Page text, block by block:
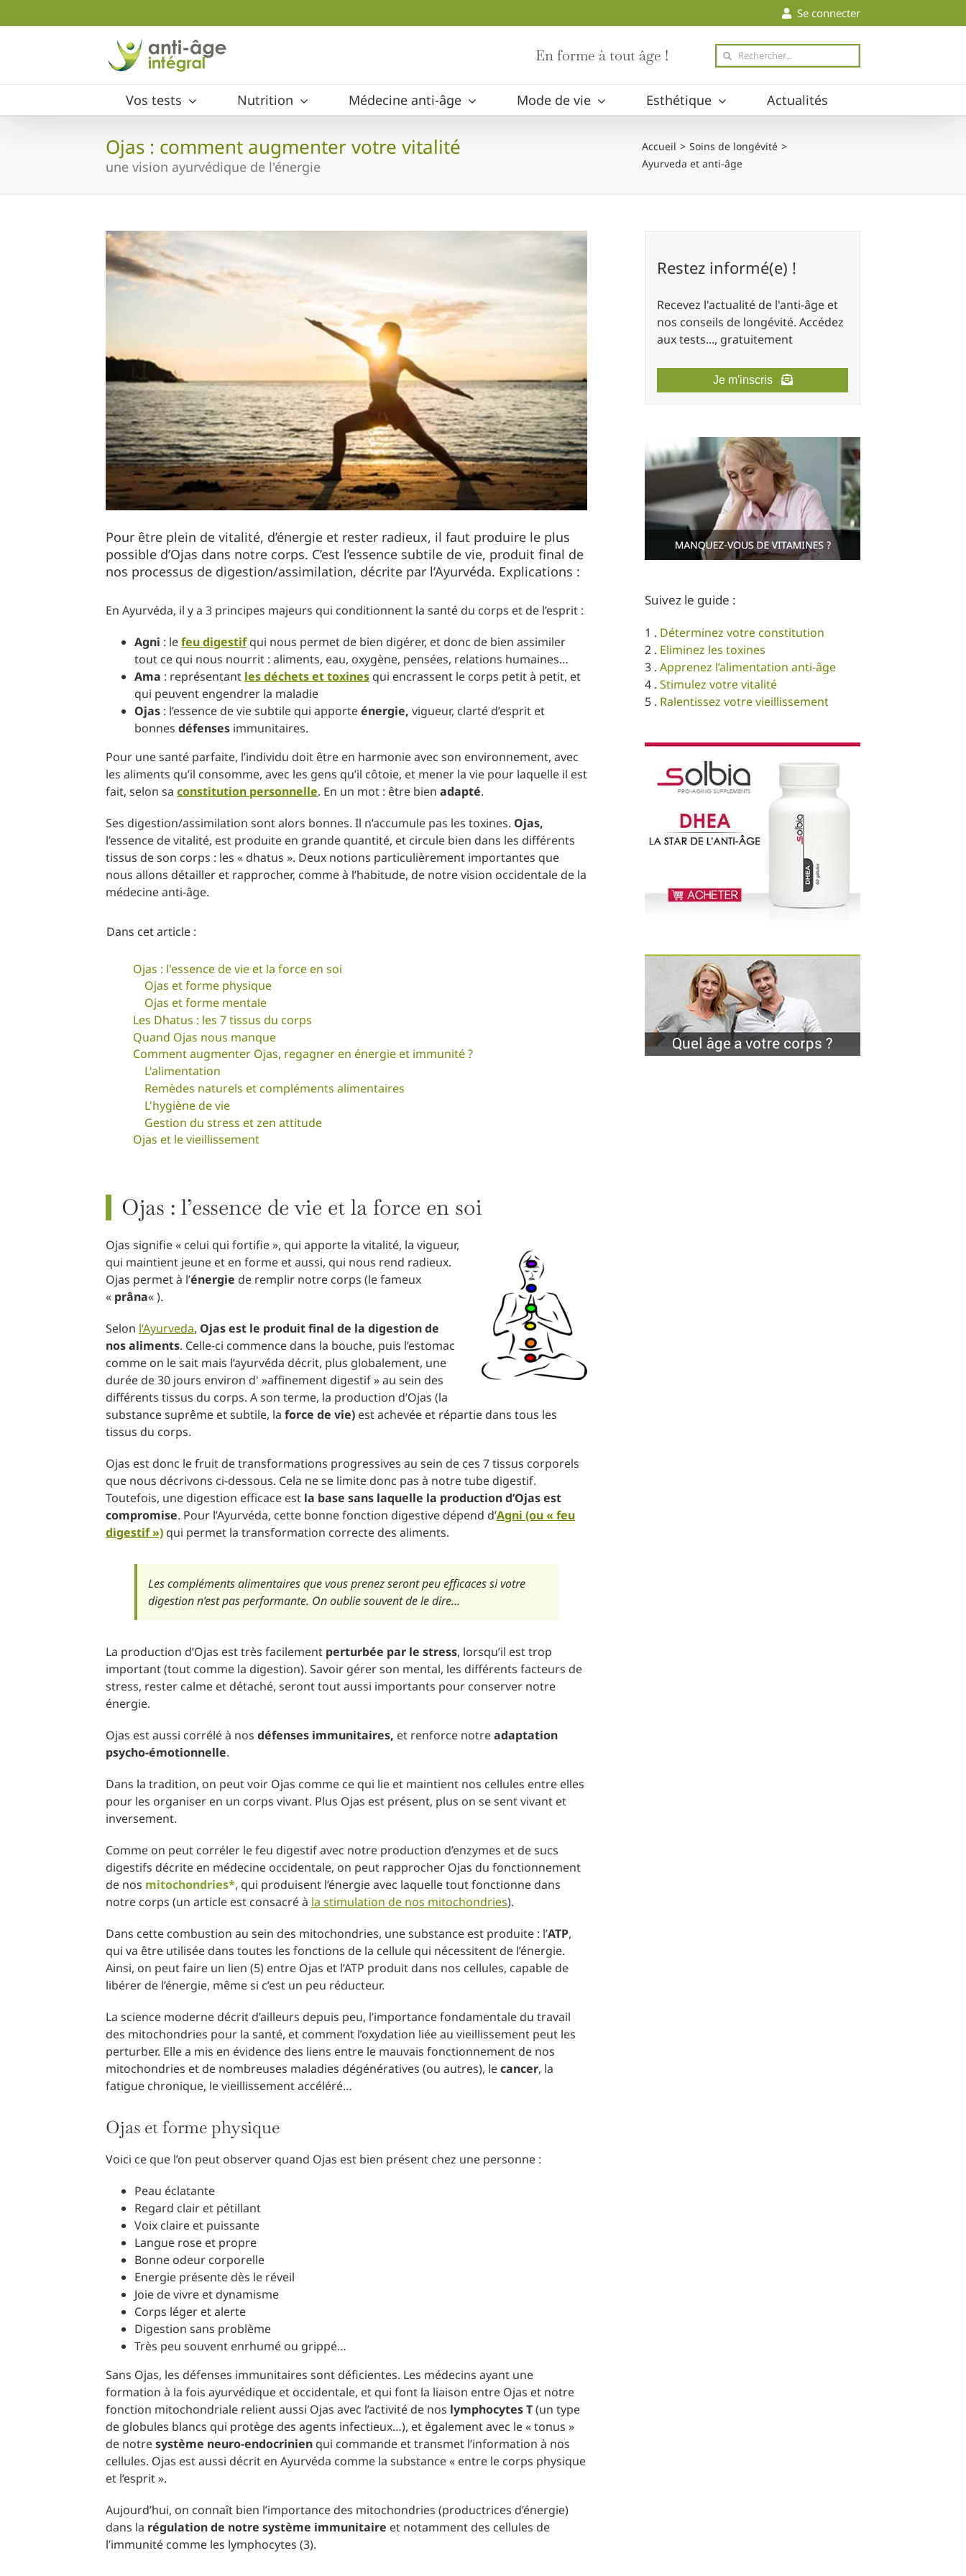
to
Se connecter
En forme à tout âge ! Rechercher
Vos tests Nutrition Médecine anti-âge Mode de vie Esthétique Actualités
Ojas : comment augmenter votre vitalité
une vision ayurvédique de l'énergie
Accueil
Soins de longévité
Ayurveda et anti-âge
Pour être plein de vitalité, d’énergie et rester radieux, il faut produire le plus
possible d’Ojas dans notre corps. C’est l’essence subtile de vie, produit final de
nos processus de digestion/assimilation, décrite par l’Ayurvéda. Explications :
En Ayurvéda, il y a 3 principes majeurs qui conditionnent la santé du corps et de l’esprit :
Agni : lefeu digestifqui nous permet de bien digérer, et donc de bien assimiler
tout ce qui nous nourrit : aliments, eau, oxygène, pensées, relations humaines…
Ama : représentant les déchets et toxines qui encrassent le corps petit à petit, et
qui peuvent engendrer la maladie
Ojas : l’essence de vie subtile qui apporteénergie, vigueur, clarté d’esprit et
bonnes défenses immunitaires.
Pour une santé parfaite, l’individu doit être en harmonie avec son environnement, avec
les aliments qu’il consomme, avec les gens qu’il côtoie, et mener la vie pour laquelle il est
fait, selon sa constitution personnelle. En un mot : être bien adapté.
Ses digestion/assimilation sont alors bonnes. Il n’accumule pas les toxines. Ojas,
l’essence de vitalité, est produite en grande quantité, et circule bien dans les différents
tissus de son corps : les « dhatus ». Deux notions particulièrement importantes que
nous allons détailler et rapprocher, comme à l’habitude, de notre vision occidentale de la
médecine anti-âge.
Dans cet article :
Ojas : l'essence de vie et la force en soi
Ojas et forme physique
Ojas et forme mentale
Les Dhatus : les 7 tissus du corps
Quand Ojas nous manque
Comment augmenter Ojas, regagner en énergie et immunité ?
L'alimentation
Remèdes naturels et compléments alimentaires
L'hygiène de vie
Gestion du stress et zen attitude
Ojas et le vieillissement
Ojas : l’essence de vie et la force en soi
Ojas signifie « celui qui fortifie », qui apporte la vitalité, la vigueur,
qui maintient jeune et en forme et aussi, qui nous rend radieux.
Ojas permet à l’énergie de remplir notre corps (le fameux
« prâna« ).
Selon l’Ayurveda, Ojas est le produit final de la digestion de
nos aliments. Celle-ci commence dans la bouche, puis l’estomac
comme on le sait mais l’ayurvéda décrit, plus globalement, une
durée de 30 jours environ d' »affinement digestif » au sein des
différents tissus du corps. A son terme, la production d’Ojas (la
substance suprême et subtile, la force de vie) est achevée et répartie dans tous les
tissus du corps.
Ojas est donc le fruit de transformations progressives au sein de ces 7 tissus corporels
que nous décrivons ci-dessous. Cela ne se limite donc pas à notre tube digestif.
Toutefois, une digestion efficace est la base sans laquelle la production d’Ojas est
compromise. Pour l’Ayurvéda, cette bonne fonction digestive dépend d’Agni (ou « feu
digestif ») qui permet la transformation correcte des aliments.
Les compléments alimentaires que vous prenez seront peu efficaces si votre
digestion n’est pas performante. On oublie souvent de le dire…
La production d’Ojas est très facilement perturbée par le stress, lorsqu’il est trop
important (tout comme la digestion). Savoir gérer son mental, les différents facteurs de
stress, rester calme et détaché, seront tout aussi importants pour conserver notre
énergie.
Ojas est aussi corrélé à nos défenses immunitaires, et renforce notreadaptation
psycho-émotionnelle.
Dans la tradition, on peut voir Ojas comme ce qui lie et maintient nos cellules entre elles
pour les organiser en un corps vivant. Plus Ojas est présent, plus on se sent vivant et
inversement.
Comme on peut corréler le feu digestif avec notre production d’enzymes et de sucs
digestifs décrite en médecine occidentale, on peut rapprocher Ojas du fonctionnement
de nos mitochondries*, qui produisent l’énergie avec laquelle tout fonctionne dans
notre corps (un article est consacré à la stimulation de nos mitochondries).
Dans cette combustion au sein des mitochondries, une substance est produite : l’ATP,
qui va être utilisée dans toutes les fonctions de la cellule qui nécessitent de l’énergie.
Ainsi, on peut faire un lien (5) entre Ojas et l’ATP produit dans nos cellules, capable de
libérer de l’énergie, même si c’est un peu réducteur.
La science moderne décrit d’ailleurs depuis peu, l’importance fondamentale du travail
des mitochondries pour la santé, et comment l’oxydation liée au vieillissement peut les
perturber. Elle a mis en évidence des liens entre le mauvais fonctionnement de nos
mitochondries et de nombreuses maladies dégénératives (ou autres), lecancer, la
fatigue chronique, le vieillissement accéléré…
Ojas et forme physique
Voici ce que l’on peut observer quand Ojas est bien présent chez une personne :
Peau éclatante
Regard clair et pétillant
Voix claire et puissante
Langue rose et propre
Bonne odeur corporelle
Energie présente dès le réveil
Joie de vivre et dynamisme
Corps léger et alerte
Digestion sans problème
Très peu souvent enrhumé ou grippé…
Sans Ojas, les défenses immunitaires sont déficientes. Les médecins ayant une
formation à la fois ayurvédique et occidentale, et qui font la liaison entre Ojas et notre
fonction mitochondriale relient aussi Ojas avec l’activité de nos lymphocytes T(un type
de globules blancs qui protège des agents infectieux…), et également avec le « tonus »
de notresystème neuro-endocrinien qui commande et transmet l’information à nos
cellules. Ojas est aussi décrit en Ayurvéda comme la substance « entre le corps physique
et l’esprit ».
Aujourd’hui, on connaît bien l’importance des mitochondries (productrices d’énergie)
dans la régulation de notre système immunitaire et notamment des cellules de
l’immunité comme les lymphocytes (3).
Restez informé(e) !
Recevez l'actualité de l'anti-âge et
nos conseils de longévité. Accédez
aux tests..., gratuitement
Je m'inscris
Suivez le guide :
1 . Déterminez votre constitution
2 . Eliminez les toxines
3 . Apprenez l’alimentation anti-âge
4 . Stimulez votre vitalité
5 . Ralentissez votre vieillissement